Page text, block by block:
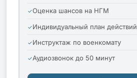
Оценка шансов на НГМ
Индивидуальный план действий
Инструктаж по военкомату
Аудиозвонок до 50 минут